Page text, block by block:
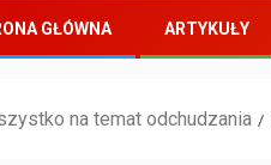
GŁÓWNA ARTYKUŁY
na temat odchudzania